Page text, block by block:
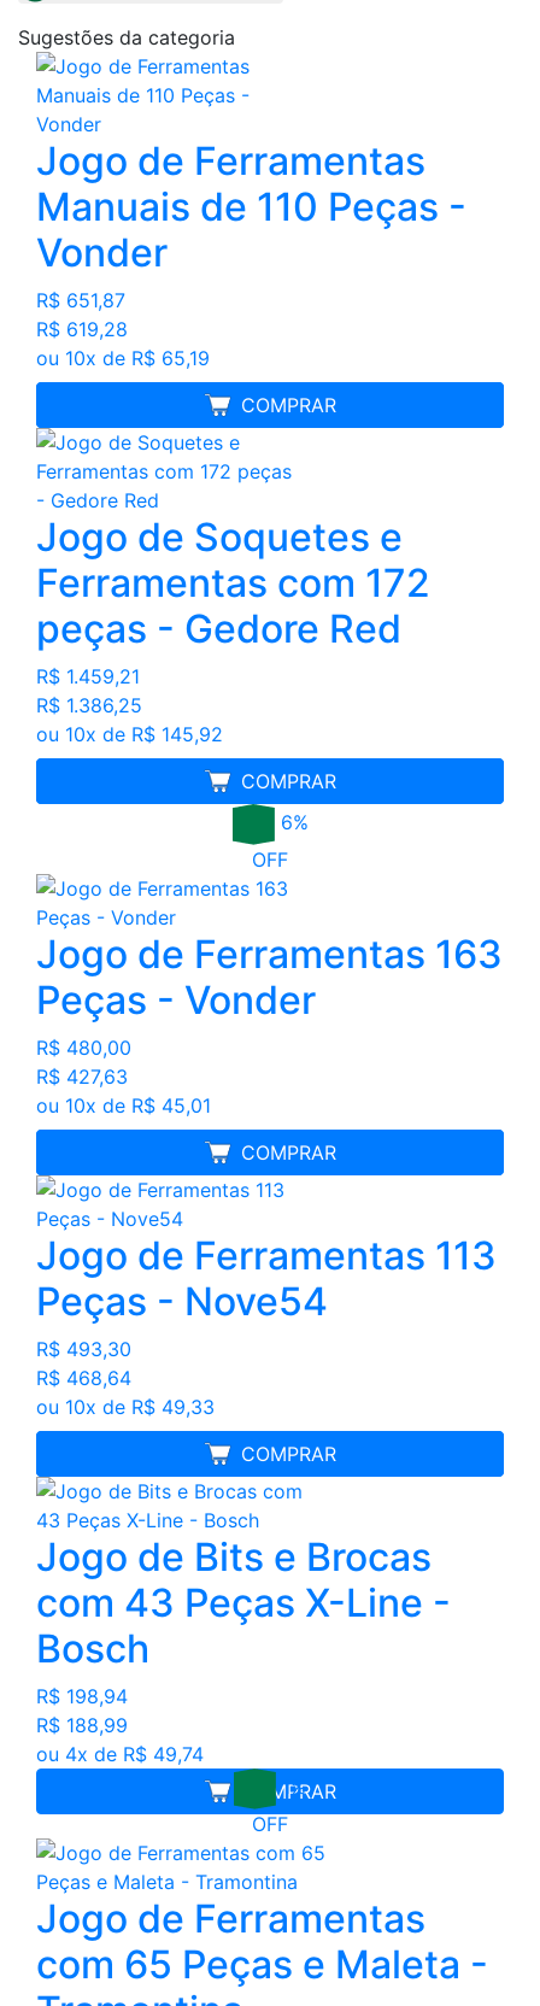
Sugestões da categoria
Jogo de Ferramentas
Manuais de 110 Peças -
Vonder
R$ 651,87
R$ 619,28
ou 10x de R$ 65,19
COMPRAR
MELHOR PREÇO
Jogo de Soquetes e
Ferramentas com 172
peças - Gedore Red
R$ 1.459,21
R$ 1.386,25
ou 10x de R$ 145,92
COMPRAR
MELHOR PREÇO
6%
OFF
Jogo de Ferramentas 163
Peças - Vonder
R$ 480,00
R$ 427,63
ou 10x de R$ 45,01
COMPRAR
FRETE GRÁTIS
Jogo de Ferramentas 113
Peças - Nove54
R$ 493,30
R$ 468,64
ou 10x de R$ 49,33
COMPRAR
MELHOR PREÇO
Jogo de Bits e Brocas
com 43 Peças X-Line -
Bosch
R$ 198,94
R$ 188,99
ou 4x de R$ 49,74
COMPRAR
1%
OFF
Jogo de Ferramentas
com 65 Peças e Maleta -